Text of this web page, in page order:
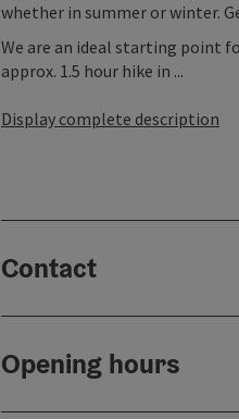
whether in summer or winter.
We are an ideal starting point
approx. 1.5 hour hike in ...
Display complete description
Contact
Opening hours